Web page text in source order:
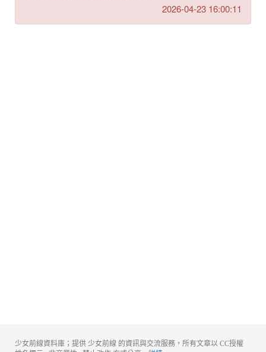
2026-04-23 16:00:11
少女前線資料庫；提供 少女前線 的資訊與交流服務，所有文章以 CC授權